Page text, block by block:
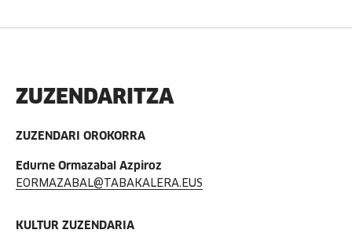
ZUZENDARITZA
ZUZENDARI OROKORRA
Edurne Ormazabal Azpiroz
EORMAZABAL@TABAKALERA.EUS
KULTUR ZUZENDARIA